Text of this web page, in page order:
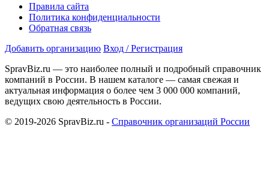
Правила сайта
Политика конфиденциальности
Обратная связь
Добавить организацию Вход / Регистрация
SpravBiz.ru — это наиболее полный и подробный справочник
компаний в России. В нашем каталоге — самая свежая и
актуальная информация о более чем 3 000 000 компаний,
ведущих свою деятельность в России.
© 2019-2026 SpravBiz.ru - Справочник организаций России